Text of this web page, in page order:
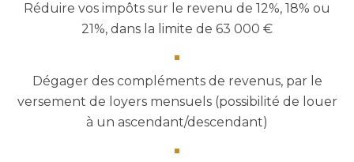
Réduire vos impôts sur le revenu de 12%, 18% ou
21%, dans la limite de 63 000 €
Dégager des compléments de revenus, par le
versement de loyers mensuels (possibilité de louer
à un ascendant/descendant)